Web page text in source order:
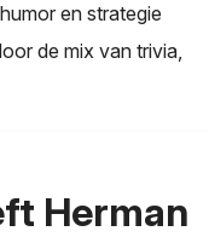
en strategie
de mix van trivia,
Herman